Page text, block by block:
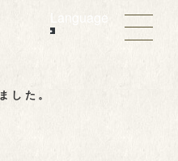
Language
した。